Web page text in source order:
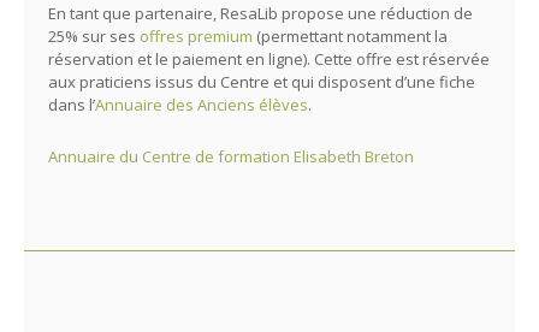
En tant que partenaire, ResaLib propose une réduction de
25% sur ses offres premium (permettant notamment la
réservation et le paiement en ligne). Cette offre est réservée
aux praticiens issus du Centre et qui disposent d’une fiche
dans l’Annuaire des Anciens élèves.
Annuaire du Centre de formation Elisabeth Breton